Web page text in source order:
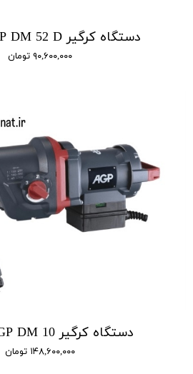
دستگاه کرگیر XKAN AGP DM 52 D
۹۰,۶۰۰,۰۰۰ تومان
دستگاه کرگیر XKAN AGP DM 10
۱۴۸,۶۰۰,۰۰۰ تومان